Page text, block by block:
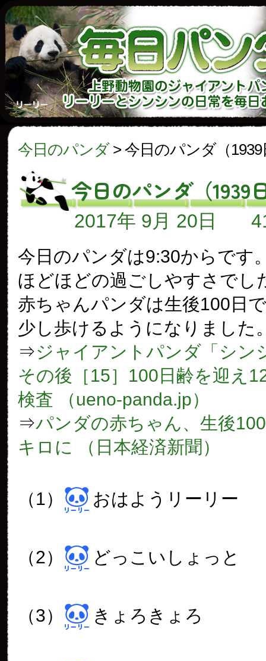
今日のパンダ> 今日のパンダ（1939
今日のパンダ（1939
2017年 9月 20日
今日のパンダは9:30からです
ほどほどの過ごしやすさでし
赤ちゃんパンダは生後100日
少し歩けるようになりました
⇒ジャイアントパンダ「シン
その後［15］100日齢を迎え
検査 （ueno-panda.jp）
⇒パンダの赤ちゃん、生後
キロに （日本経済新聞）
（1） おはようリーリー
（2） どっこいしょっと
（3） きょろきょろ